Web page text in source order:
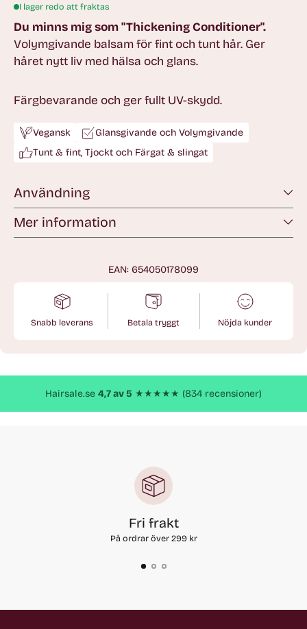
I lager redo att fraktas
Du minns mig som "Thickening Conditioner".
Volymgivande balsam för fint och tunt hår. Ger
håret nytt liv med hälsa och glans.
Färgbevarande och ger fullt UV-skydd.
Vegansk
Glansgivande och Volymgivande
Tunt & fint, Tjockt och Färgat & slingat
Användning
Mer information
EAN: 654050178099
Snabb leverans Betala tryggt Nöjda kunder
produkt
Hairsale.se 4,7 av 5 ★★★★★ (834 recensioner)
Fri frakt
På ordrar över 299 kr